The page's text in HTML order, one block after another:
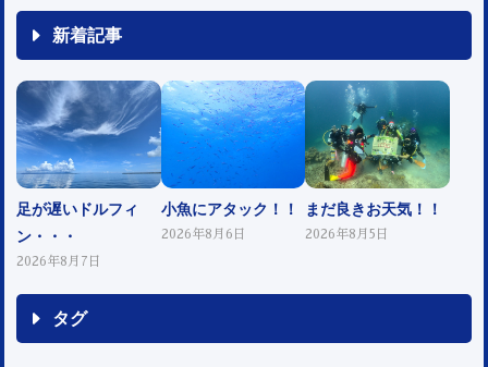
新着記事
足が遅いドルフィ
ン・・・
2026年8月7日
小魚にアタック！！
2026年8月6日
まだ良きお天気！！
2026年8月5日
タグ